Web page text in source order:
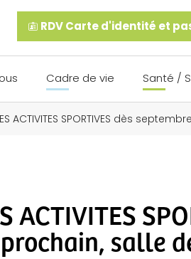
RDV Carte d'identité et
Cadre de vie Santé /
ACTIVITES SPORTIVES dès
ACTIVITES
salle